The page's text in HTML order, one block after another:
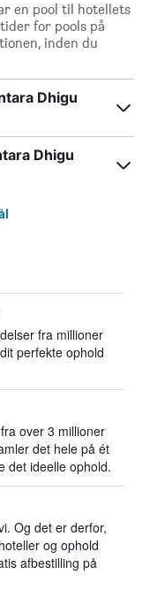
en pool til hotellets
for pools på
inden du
Dhigu
Dhigu
fra millioner
perfekte ophold
over 3 millioner
det hele på ét
det ideelle ophold.
Og det er derfor,
og ophold
afbestilling på